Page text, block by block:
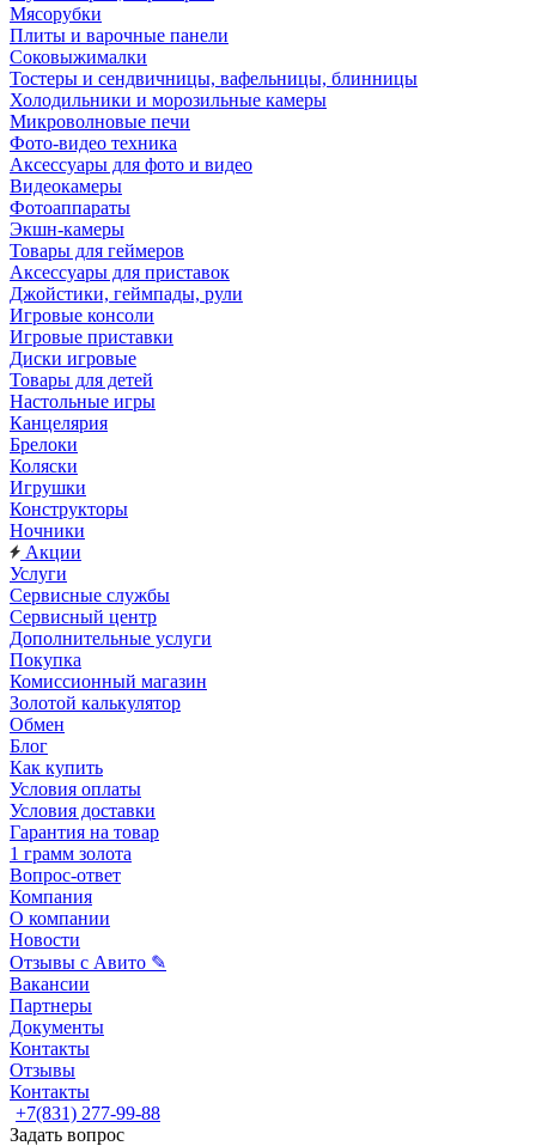
Мясорубки
Плиты и варочные панели
Соковыжималки
Тостеры и сендвичницы, вафельницы, блинницы
Холодильники и морозильные камеры
Микроволновые печи
Фото-видео техника
Аксессуары для фото и видео
Видеокамеры
Фотоаппараты
Экшн-камеры
Товары для геймеров
Аксессуары для приставок
Джойстики, геймпады, рули
Игровые консоли
Игровые приставки
Диски игровые
Товары для детей
Настольные игры
Канцелярия
Брелоки
Коляски
Игрушки
Конструкторы
Ночники
Акции
Услуги
Сервисные службы
Сервисный центр
Дополнительные услуги
Покупка
Комиссионный магазин
Золотой калькулятор
Обмен
Блог
Как купить
Условия оплаты
Условия доставки
Гарантия на товар
1 грамм золота
Вопрос-ответ
Компания
О компании
Новости
Отзывы с Авито ✎
Вакансии
Партнеры
Документы
Контакты
Отзывы
Контакты
+7(831) 277-99-88
Задать вопрос